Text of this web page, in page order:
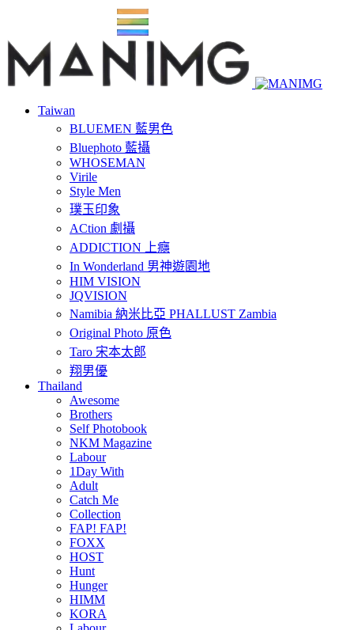
Taiwan
BLUEMEN 藍男色
Bluephoto 藍攝
WHOSEMAN
Virile
Style Men
璞玉印象
ACtion 劇攝
ADDICTION 上癮
In Wonderland 男神遊園地
HIM VISION
JQVISION
Namibia 納米比亞 PHALLUST Zambia
Original Photo 原色
Taro 宋本太郎
翔男優
Thailand
Awesome
Brothers
Self Photobook
NKM Magazine
Labour
1Day With
Adult
Catch Me
Collection
FAP! FAP!
FOXX
HOST
Hunt
Hunger
HIMM
KORA